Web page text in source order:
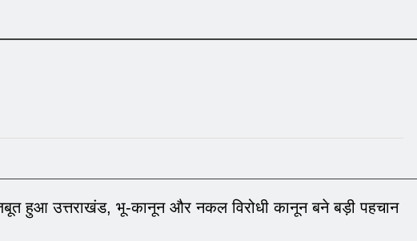
हुआ उत्तराखंड, भू-कानून और नकल विरोधी कानून बने बड़ी पहचान